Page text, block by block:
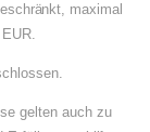
maximal
gelten auch zu